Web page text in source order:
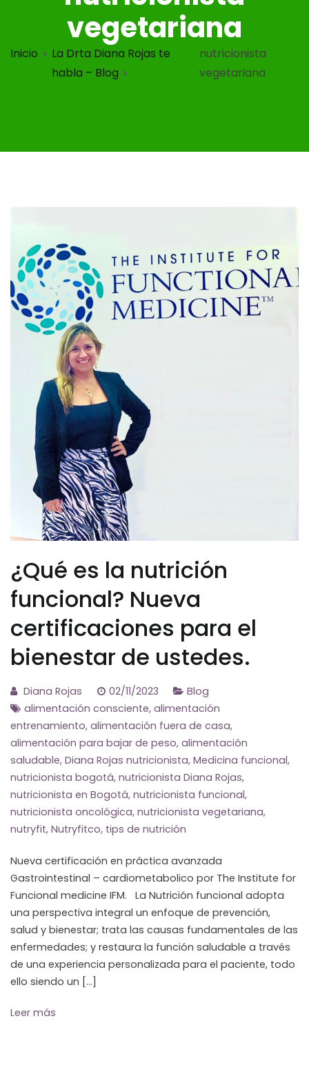
vegetariana
Inicio
La Drta Diana Rojas te
habla – Blog
nutricionista
vegetariana
¿Qué es la nutrición
funcional? Nueva
certificaciones para el
bienestar de ustedes.
Diana Rojas 02/11/2023
Blog
alimentación consciente, alimentación
entrenamiento, alimentación fuera de casa,
alimentación para bajar de peso, alimentación
saludable, Diana Rojas nutricionista, Medicina funcional,
nutricionista bogotá, nutricionista Diana Rojas,
nutricionista en Bogotá, nutricionista funcional,
nutricionista oncológica, nutricionista vegetariana,
nutryfit, Nutryfitco, tips de nutrición
Nueva certificación en práctica avanzada
Gastrointestinal – cardiometabolico por The Institute for
Funcional medicine IFM. La Nutrición funcional adopta
una perspectiva integral un enfoque de prevención,
salud y bienestar; trata las causas fundamentales de las
enfermedades; y restaura la función saludable a través
de una experiencia personalizada para el paciente, todo
ello siendo un […]
Leer más